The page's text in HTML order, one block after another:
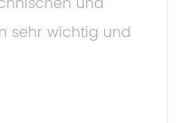
sehr wichtig und